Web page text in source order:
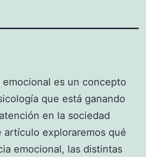
es un concepto
que está ganando
en la sociedad
artículo exploraremos qué
emocional, las distintas